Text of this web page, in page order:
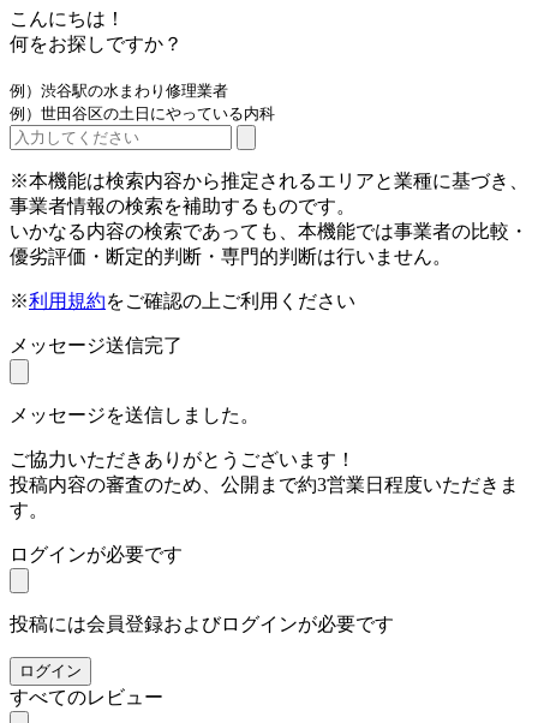
こんにちは！
何をお探しですか？
例）渋谷駅の水まわり修理業者
例）世田谷区の土日にやっている内科
※本機能は検索内容から推定されるエリアと業種に基づき、
事業者情報の検索を補助するものです。
いかなる内容の検索であっても、本機能では事業者の比較・
優劣評価・断定的判断・専門的判断は行いません。
※利用規約をご確認の上ご利用ください
メッセージ送信完了
メッセージを送信しました。
ご協力いただきありがとうございます！
投稿内容の審査のため、公開まで約3営業日程度いただきま
す。
ログインが必要です
投稿には会員登録およびログインが必要です
ログイン
すべてのレビュー